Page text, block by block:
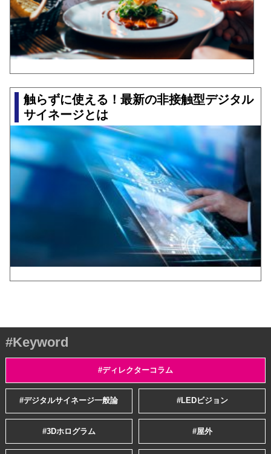
触らずに使える！最新の非接触型デジタル
サイネージとは
#Keyword
#ディレクターコラム
#デジタルサイネージ一般論 #LEDビジョン
#3Dホログラム #屋外